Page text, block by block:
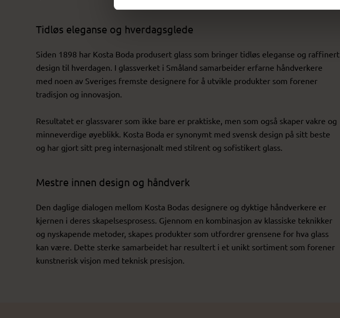
Tidløs eleganse og hverdagsglede
Siden 1898 har Kosta Boda produsert glass som bringer tidløs eleganse og raffinert
design til hverdagen. I glassverket i Småland samarbeider erfarne håndverkere
med noen av Sveriges fremste designere for å utvikle produkter som forener
tradisjon og innovasjon.
Resultatet er glassvarer som ikke bare er praktiske, men som også skaper vakre og
minneverdige øyeblikk. Kosta Boda er synonymt med svensk design på sitt beste
og har gjort sitt preg internasjonalt med stilrent og sofistikert glass.
Mestre innen design og håndverk
Den daglige dialogen mellom Kosta Bodas designere og dyktige håndverkere er
kjernen i deres skapelsesprosess. Gjennom en kombinasjon av klassiske teknikker
og nyskapende metoder, skapes produkter som utfordrer grensene for hva glass
kan være. Dette sterke samarbeidet har resultert i et unikt sortiment som forener
kunstnerisk visjon med teknisk presisjon.